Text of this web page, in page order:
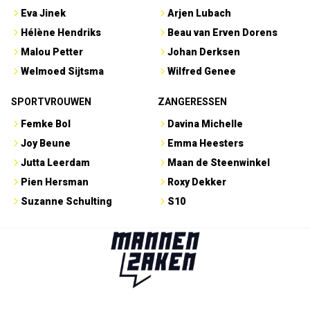
Eva Jinek
Hélène Hendriks
Malou Petter
Welmoed Sijtsma
Arjen Lubach
Beau van Erven Dorens
Johan Derksen
Wilfred Genee
SPORTVROUWEN
Femke Bol
Joy Beune
Jutta Leerdam
Pien Hersman
Suzanne Schulting
ZANGERESSEN
Davina Michelle
Emma Heesters
Maan de Steenwinkel
Roxy Dekker
S10